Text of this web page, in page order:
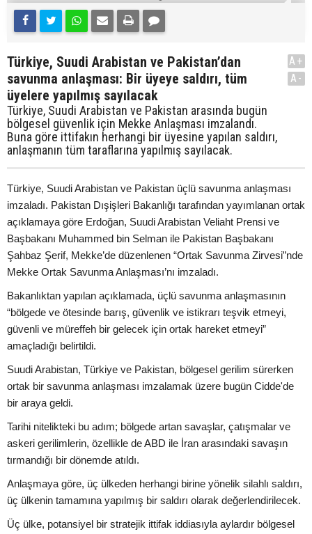
Türkiye, Suudi Arabistan ve Pakistan’dan
savunma anlaşması: Bir üyeye saldırı, tüm
üyelere yapılmış sayılacak
Türkiye, Suudi Arabistan ve Pakistan arasında bugün
bölgesel güvenlik için Mekke Anlaşması imzalandı.
Buna göre ittifakın herhangi bir üyesine yapılan saldırı,
anlaşmanın tüm taraflarına yapılmış sayılacak.
A+
A-
Türkiye, Suudi Arabistan ve Pakistan üçlü savunma anlaşması
imzaladı. Pakistan Dışişleri Bakanlığı tarafından yayımlanan ortak
açıklamaya göre Erdoğan, Suudi Arabistan Veliaht Prensi ve
Başbakanı Muhammed bin Selman ile Pakistan Başbakanı
Şahbaz Şerif, Mekke’de düzenlenen “Ortak Savunma Zirvesi”nde
Mekke Ortak Savunma Anlaşması’nı imzaladı.
Bakanlıktan yapılan açıklamada, üçlü savunma anlaşmasının
“bölgede ve ötesinde barış, güvenlik ve istikrarı teşvik etmeyi,
güvenli ve müreffeh bir gelecek için ortak hareket etmeyi”
amaçladığı belirtildi.
Suudi Arabistan, Türkiye ve Pakistan, bölgesel gerilim sürerken
ortak bir savunma anlaşması imzalamak üzere bugün Cidde'de
bir araya geldi.
Tarihi nitelikteki bu adım; bölgede artan savaşlar, çatışmalar ve
askeri gerilimlerin, özellikle de ABD ile İran arasındaki savaşın
tırmandığı bir dönemde atıldı.
Anlaşmaya göre, üç ülkeden herhangi birine yönelik silahlı saldırı,
üç ülkenin tamamına yapılmış bir saldırı olarak değerlendirilecek.
Üç ülke, potansiyel bir stratejik ittifak iddiasıyla aylardır bölgesel